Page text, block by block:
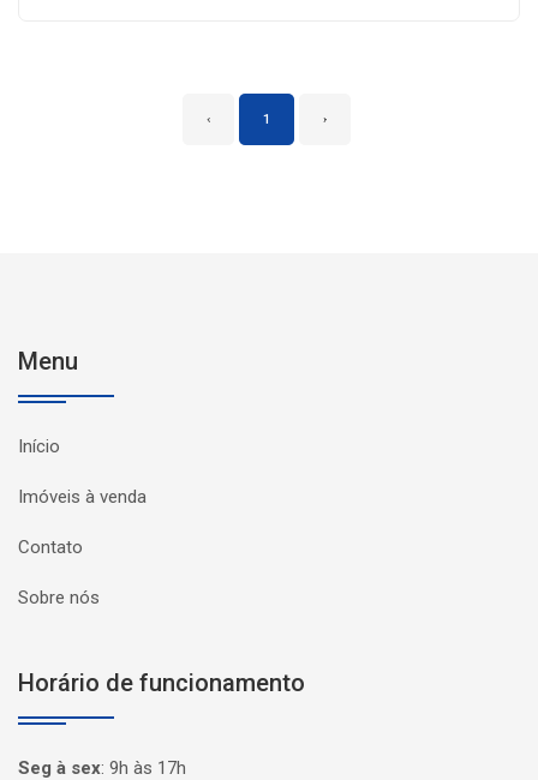
‹ 1 ›
Menu
Início
Imóveis à venda
Contato
Sobre nós
Horário de funcionamento
Seg à sex: 9h às 17h